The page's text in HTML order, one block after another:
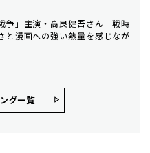
争」主演・高良健吾さん 戦時
と漫画への強い熱量を感じなが
グ⼀覧